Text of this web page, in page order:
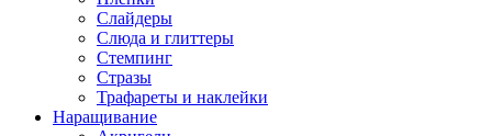
Слайдеры
Слюда и глиттеры
Стемпинг
Стразы
Трафареты и наклейки
Наращивание